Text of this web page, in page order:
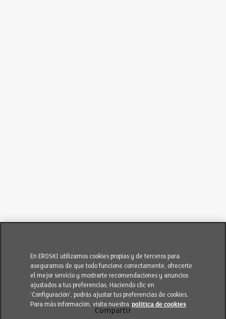
Compartir
En EROSKI utilizamos cookies propias y de terceros para
asegurarnos de que todo funcione correctamente, ofrecerte
el mejor servicio y mostrarte recomendaciones y anuncios
ajustados a tus preferencias. Haciendo clic en
‘Configuración’, podrás ajustar tus preferencias de cookies.
Para más información, visita nuestra política de cookies